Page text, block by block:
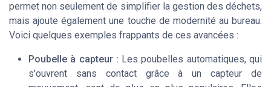
permet non seulement de simplifier la gestion des déchets,
mais ajoute également une touche de modernité au bureau.
Voici quelques exemples frappants de ces avancées :
Poubelle à capteur : Les poubelles automatiques, qui
s'ouvrent sans contact grâce à un capteur de